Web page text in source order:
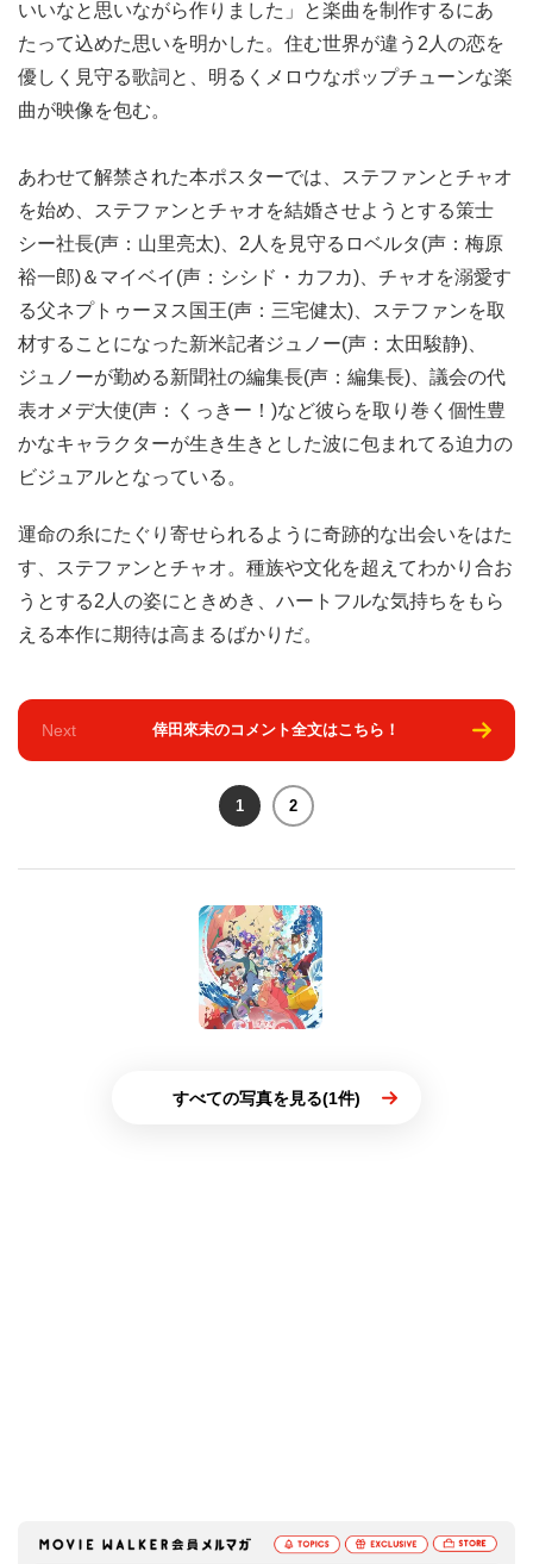
いいなと思いながら作りました」と楽曲を制作するにあ
たって込めた思いを明かした。住む世界が違う2人の恋を
優しく見守る歌詞と、明るくメロウなポップチューンな楽
曲が映像を包む。
あわせて解禁された本ポスターでは、ステファンとチャオ
を始め、ステファンとチャオを結婚させようとする策士
シー社長(声：山里亮太)、2人を見守るロベルタ(声：梅原
裕一郎)＆マイベイ(声：シシド・カフカ)、チャオを溺愛す
る父ネプトゥーヌス国王(声：三宅健太)、ステファンを取
材することになった新米記者ジュノー(声：太田駿静)、
ジュノーが勤める新聞社の編集長(声：編集長)、議会の代
表オメデ大使(声：くっきー！)など彼らを取り巻く個性豊
かなキャラクターが生き生きとした波に包まれてる迫力の
ビジュアルとなっている。
運命の糸にたぐり寄せられるように奇跡的な出会いをはた
す、ステファンとチャオ。種族や文化を超えてわかり合お
うとする2人の姿にときめき、ハートフルな気持ちをもら
える本作に期待は高まるばかりだ。
Next 倖田來未のコメント全文はこちら！
1 2
すべての写真を見る(1件)